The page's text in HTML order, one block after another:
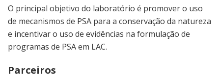
O principal objetivo do laboratório é promover o uso
de mecanismos de PSA para a conservação da natureza
e incentivar o uso de evidências na formulação de
programas de PSA em LAC.
Parceiros